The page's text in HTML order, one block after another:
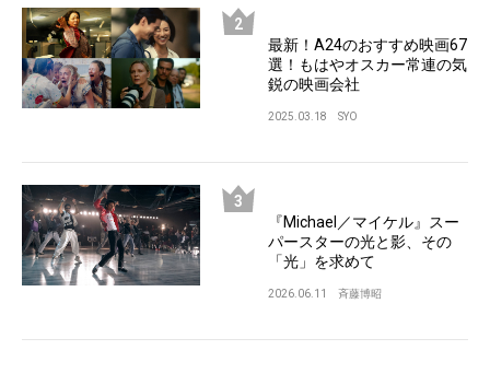
最新！A24のおすすめ映画67
選！もはやオスカー常連の気
鋭の映画会社
2025.03.18 SYO
『Michael／マイケル』スー
パースターの光と影、その
「光」を求めて
2026.06.11 斉藤博昭